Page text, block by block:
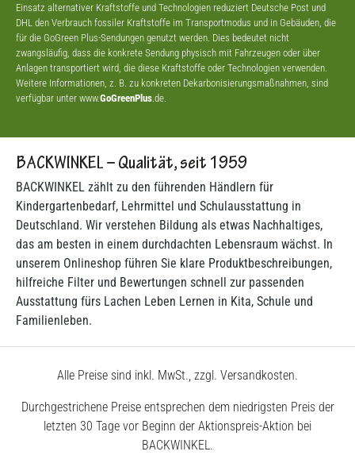
Einsatz alternativer Kraftstoffe und Technologien reduziert Deutsche Post und
DHL den Verbrauch fossiler Kraftstoffe im Transportmodus und in Gebäuden, die
für die GoGreen Plus-Sendungen genutzt werden. Dies bedeutet nicht
zwangsläufig, dass die konkrete Sendung physisch mit Fahrzeugen oder über
Anlagen transportiert wird, die diese Kraftstoffe oder Technologien verwenden.
Weitere Informationen, z. B. zu konkreten Dekarbonisierungsmaßnahmen, sind
verfügbar unter www.GoGreenPlus .de.
BACKWINKEL – Qualität, seit 1959
BACKWINKEL zählt zu den führenden Händlern für
Kindergartenbedarf, Lehrmittel und Schulausstattung in
Deutschland. Wir verstehen Bildung als etwas Nachhaltiges,
das am besten in einem durchdachten Lebensraum wächst. In
unserem Onlineshop führen Sie klare Produktbeschreibungen,
hilfreiche Filter und Bewertungen schnell zur passenden
Ausstattung fürs Lachen Leben Lernen in Kita, Schule und
Familienleben.
Alle Preise sind inkl. MwSt., zzgl. Versandkosten.
Durchgestrichene Preise entsprechen dem niedrigsten Preis der
letzten 30 Tage vor Beginn der Aktionspreis-Aktion bei
BACKWINKEL.